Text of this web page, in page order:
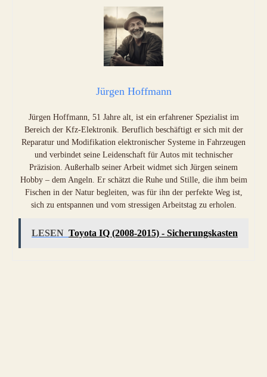
Jürgen Hoffmann
Jürgen Hoffmann, 51 Jahre alt, ist ein erfahrener Spezialist im
Bereich der Kfz-Elektronik. Beruflich beschäftigt er sich mit der
Reparatur und Modifikation elektronischer Systeme in Fahrzeugen
und verbindet seine Leidenschaft für Autos mit technischer
Präzision. Außerhalb seiner Arbeit widmet sich Jürgen seinem
Hobby – dem Angeln. Er schätzt die Ruhe und Stille, die ihm beim
Fischen in der Natur begleiten, was für ihn der perfekte Weg ist,
sich zu entspannen und vom stressigen Arbeitstag zu erholen.
LESEN Toyota IQ (2008-2015) - Sicherungskasten